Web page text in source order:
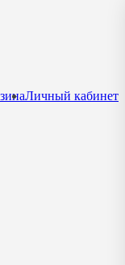
Личный кабинет